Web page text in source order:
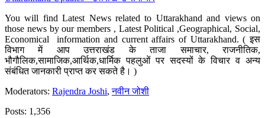
You will find Latest News related to Uttarakhand and views on
those news by our members , Latest Political ,Geographical, Social,
Economical information and current affairs of Uttarakhand. ( इस
विभाग में आप उत्तराखंड के ताजा समाचार, राजनीतिक,
भौगौलिक,सामाजिक,आर्थिक,धार्मिक पहलुओं पर सदस्यों के विचार व अन्य
संबंधित जानकारी प्राप्त कर सकते है। )
Moderators: Rajendra Joshi,नवीन जोशी
Posts: 1,356